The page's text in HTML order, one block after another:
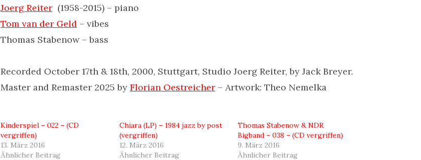
Joerg Reiter (1958-2015) – piano
Tom van der Geld – vibes
Thomas Stabenow – bass
Recorded October 17th & 18th, 2000, Stuttgart, Studio Joerg Reiter, by Jack Breyer.
Master and Remaster 2025 by Florian Oestreicher – Artwork: Theo Nemelka
Kinderspiel – 022 – (CD
vergriffen)
13. März 2016
Ähnlicher Beitrag
Chiara (LP) – 1984 jazz by post
(vergriffen)
12. März 2016
Ähnlicher Beitrag
Thomas Stabenow & NDR
Bigband – 038 – (CD vergriffen)
9. März 2016
Ähnlicher Beitrag